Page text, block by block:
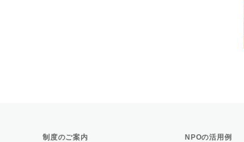
制度のご案内
NPOの活用例